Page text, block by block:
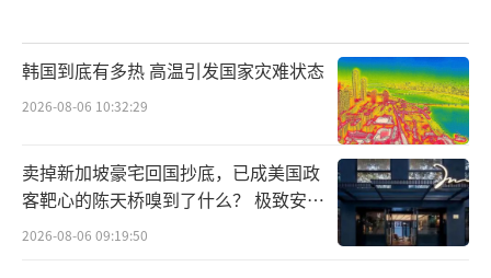
韩国到底有多热 高温引发国家灾难状态
2026-08-06 10:32:29
卖掉新加坡豪宅回国抄底，已成美国政
客靶心的陈天桥嗅到了什么？ 极致安全
的追寻
2026-08-06 09:19:50